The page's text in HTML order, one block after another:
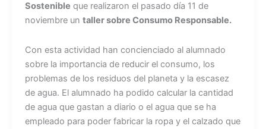
Sostenible que realizaron el pasado día 11 de
noviembre un taller sobre Consumo Responsable.
Con esta actividad han concienciado al alumnado
sobre la importancia de reducir el consumo, los
problemas de los residuos del planeta y la escasez
de agua. El alumnado ha podido calcular la cantidad
de agua que gastan a diario o el agua que se ha
empleado para poder fabricar la ropa y el calzado que